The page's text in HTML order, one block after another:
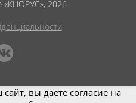
«КНОРУС», 2026
вы даете согласие на